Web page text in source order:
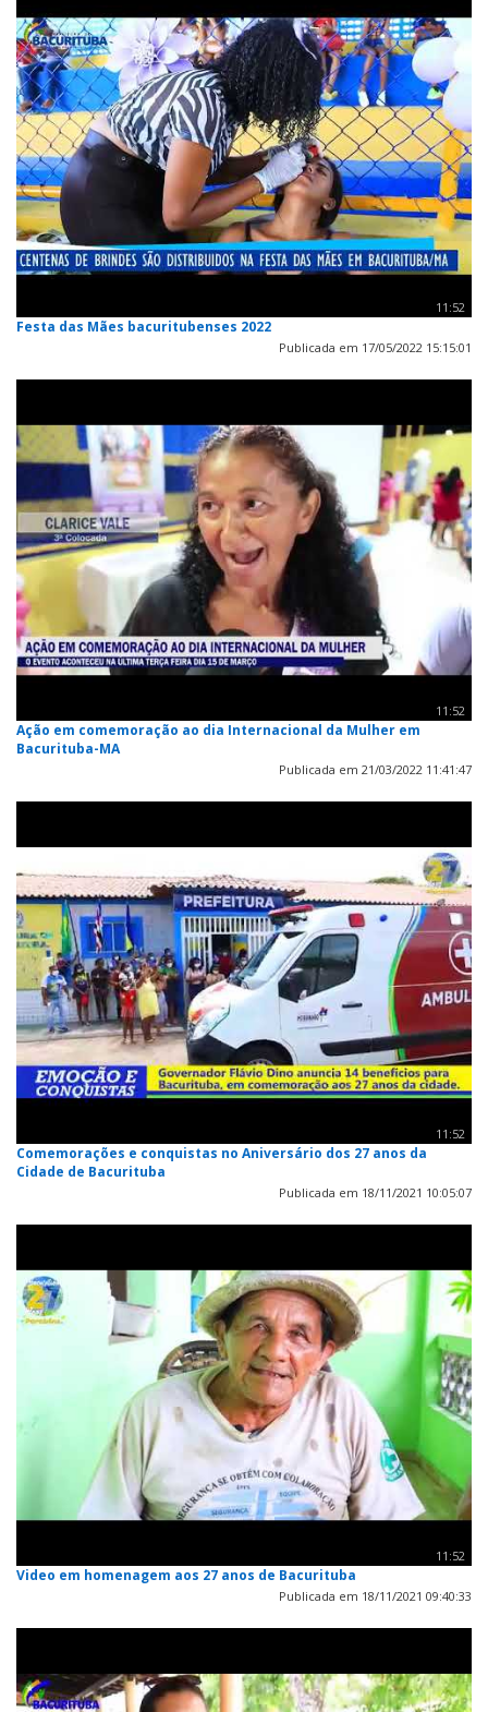
11:52
Festa das Mães bacuritubenses 2022
Publicada em 17/05/2022 15:15:01
11:52
Ação em comemoração ao dia Internacional da Mulher em
Bacurituba-MA
Publicada em 21/03/2022 11:41:47
11:52
Comemorações e conquistas no Aniversário dos 27 anos da
Cidade de Bacurituba
Publicada em 18/11/2021 10:05:07
11:52
Video em homenagem aos 27 anos de Bacurituba
Publicada em 18/11/2021 09:40:33